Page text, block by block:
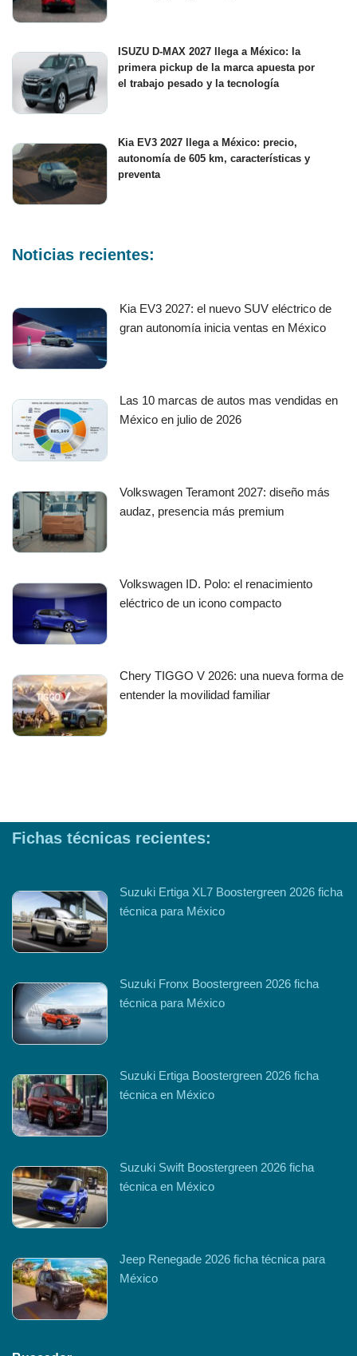
ISUZU D-MAX 2027 llega a México: la
primera pickup de la marca apuesta por
el trabajo pesado y la tecnología
Kia EV3 2027 llega a México: precio,
autonomía de 605 km, características y
preventa
Noticias recientes:
Kia EV3 2027: el nuevo SUV eléctrico de
gran autonomía inicia ventas en México
Las 10 marcas de autos mas vendidas en
México en julio de 2026
Volkswagen Teramont 2027: diseño más
audaz, presencia más premium
Volkswagen ID. Polo: el renacimiento
eléctrico de un icono compacto
Chery TIGGO V 2026: una nueva forma de
entender la movilidad familiar
Fichas técnicas recientes:
Suzuki Ertiga XL7 Boostergreen 2026 ficha
técnica para México
Suzuki Fronx Boostergreen 2026 ficha
técnica para México
Suzuki Ertiga Boostergreen 2026 ficha
técnica en México
Suzuki Swift Boostergreen 2026 ficha
técnica en México
Jeep Renegade 2026 ficha técnica para
México